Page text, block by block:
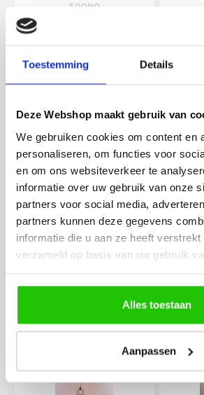
Toestemming Details
Deze Webshop maakt gebruik van
We gebruiken cookies om content en
personaliseren, om functies voor
en om ons websiteverkeer te
informatie over uw gebruik van onze
partners voor social media,
partners kunnen deze gegevens
informatie die u aan ze heeft verstrekt
verzameld op basis van uw gebruik
Alles toestaan
Aanpassen
50090
EEF Videlamp /
Hanglamp Grey - getint
glas - 340cm
€547,00 €375,00
50131VL
In voorraad
22% 31%